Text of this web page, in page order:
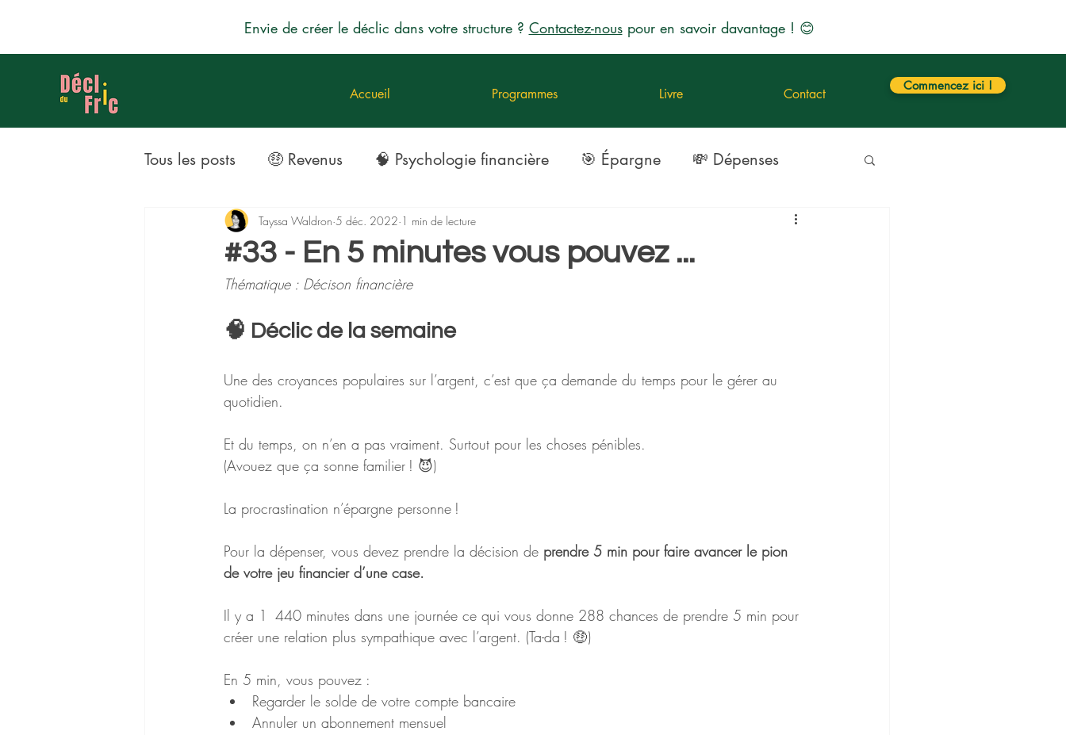
Envie de créer le déclic dans votre structure ? Contactez-nouspour en savoir davantage ! 😊
Accueil Programmes Livre Contact
Commencez ici !
Tous les posts 🤑 Revenus 🧠 Psychologie financière 🎯 Épargne 💸 Dépenses
💳​ Dettes 📈 Investissements
#33 - En 5 minutes vous pouvez ...
Tayssa Waldron 5 déc. 2022 1 min de lecture
Thématique : Décison financière
🧠 Déclic de la semaine
Une des croyances populaires sur l’argent, c’est que ça demande du temps pour le gérer au
quotidien.
Et du temps, on n’en a pas vraiment. Surtout pour les choses pénibles.
(Avouez que ça sonne familier ! 😈)
La procrastination n’épargne personne !
Pour la dépenser, vous devez prendre la décision de prendre 5 min pour faire avancer le pion
de votre jeu financier d’une case.
Il y a 1  440 minutes dans une journée ce qui vous donne 288 chances de prendre 5 min pour
créer une relation plus sympathique avec l’argent. (Ta-da ! 🤑 )
En 5 min, vous pouvez :
Regarder le solde de votre compte bancaire
Annuler un abonnement mensuel